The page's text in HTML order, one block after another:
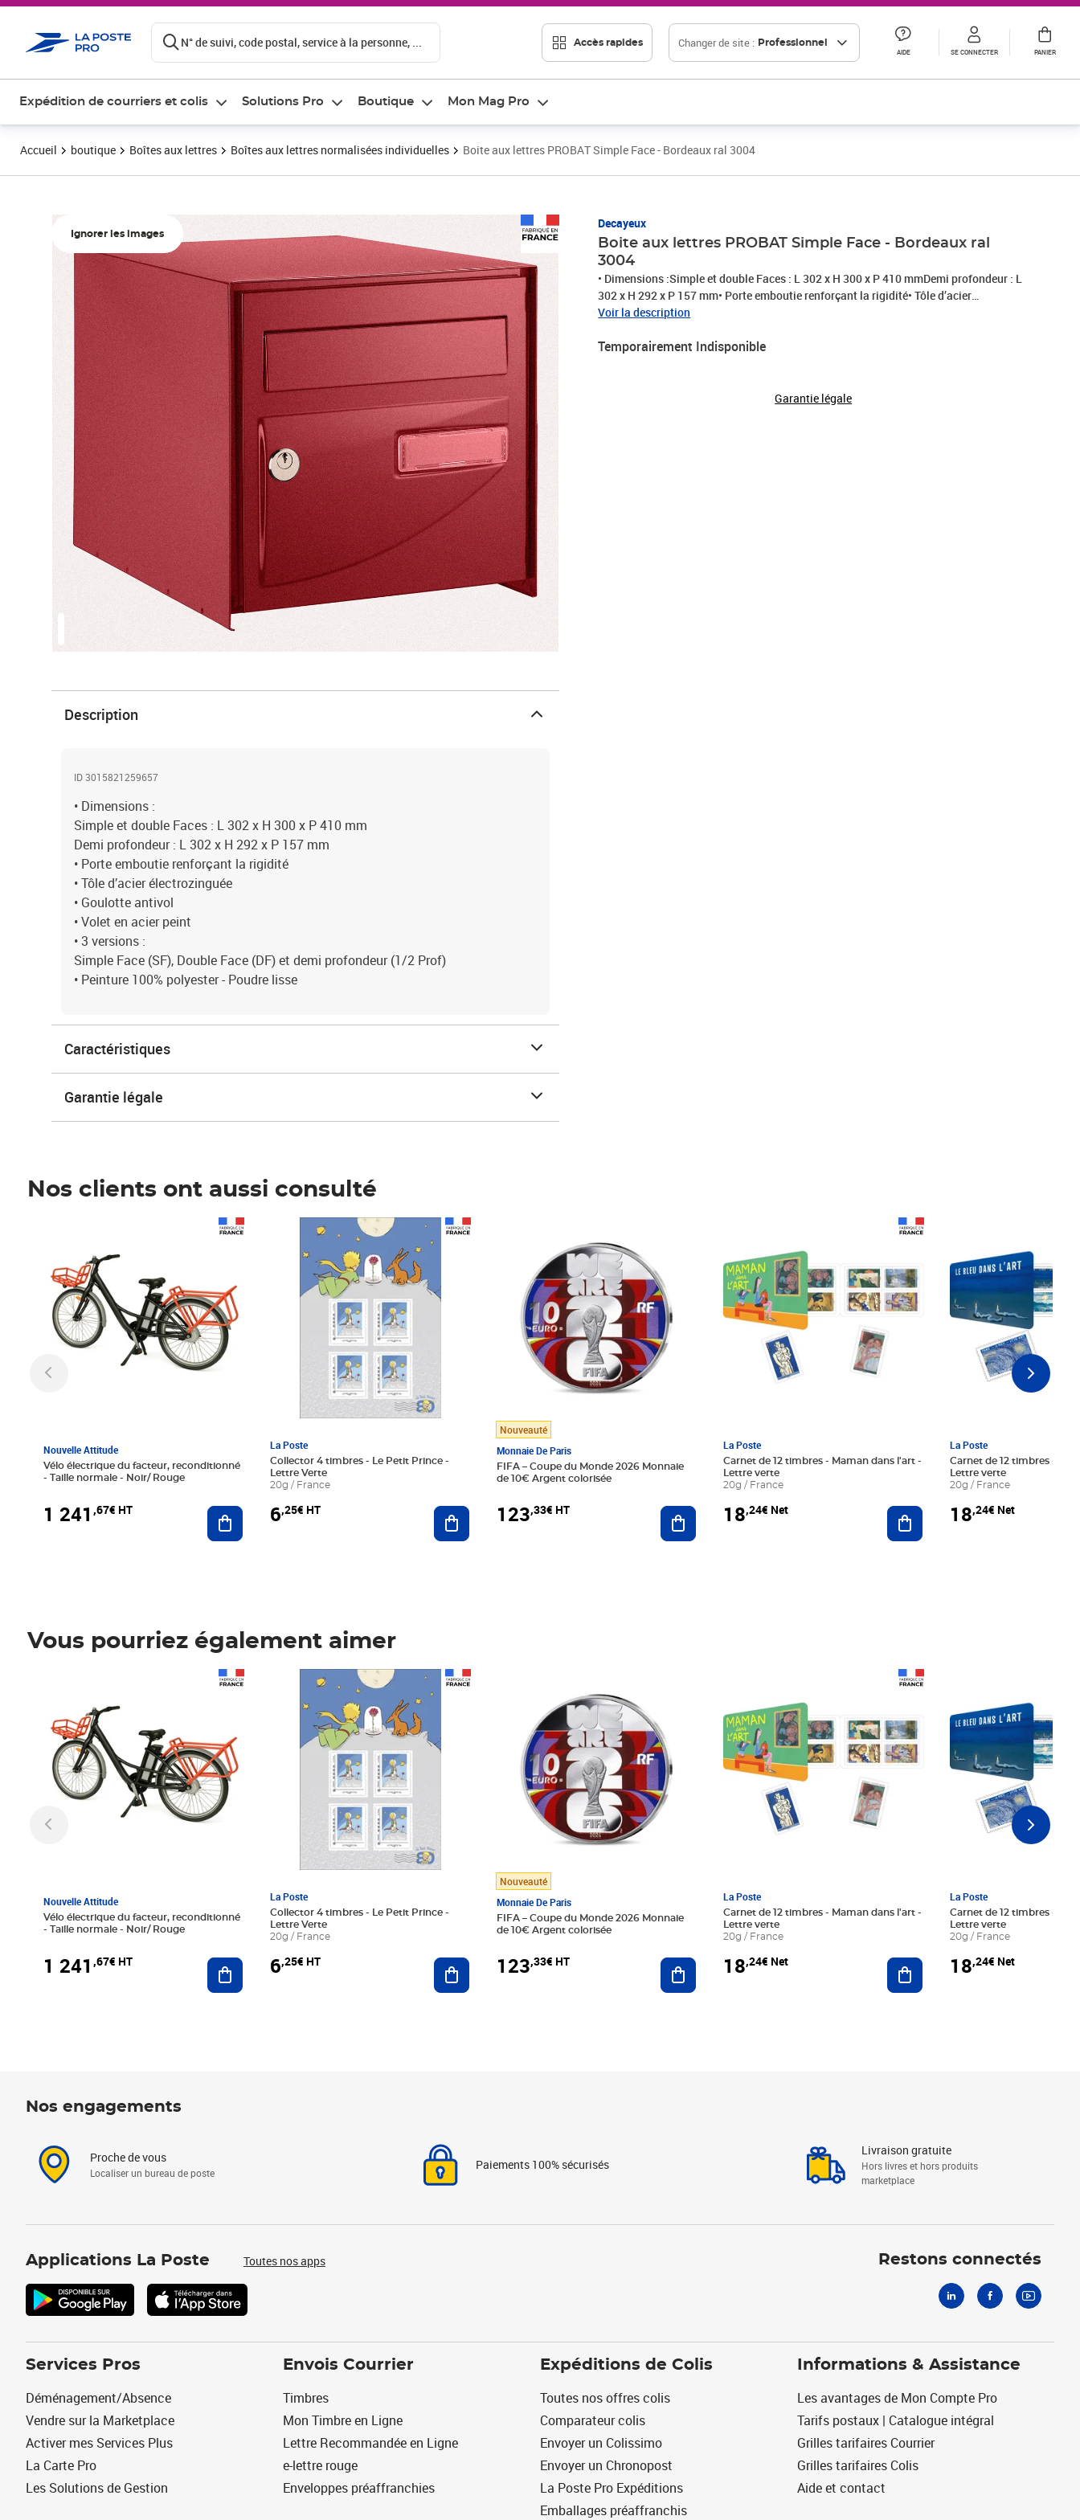
N° de suivi, code postal, service à la personne, ... Accès rapides Changer de site : Professionnel
AIDE SE CONNECTER PANIER
Expédition de courriers et colis Solutions Pro Boutique Mon Mag Pro
Accueil boutique Boîtes aux lettres Boîtes aux lettres normalisées individuelles Boite aux lettres PROBAT Simple Face - Bordeaux ral 3004
Ignorer les images
Decayeux
Boite aux lettres PROBAT Simple Face - Bordeaux ral
3004
• Dimensions :Simple et double Faces : L 302 x H 300 x P 410 mmDemi profondeur : L
302 x H 292 x P 157 mm• Porte emboutie renforçant la rigidité• Tôle d’acier
électrozinguée• Goulotte antivol• Volet en acier peint• 3 versions :Simple Face (SF),
lisse
Voir la description
Temporairement Indisponible
Garantie légale
Description
ID 3015821259657
• Dimensions :
Simple et double Faces : L 302 x H 300 x P 410 mm
Demi profondeur : L 302 x H 292 x P 157 mm
• Porte emboutie renforçant la rigidité
• Tôle d’acier électrozinguée
• Goulotte antivol
• Volet en acier peint
• 3 versions :
Simple Face (SF), Double Face (DF) et demi profondeur (1/2 Prof)
• Peinture 100% polyester - Poudre lisse
Caractéristiques
Garantie légale
Nos clients ont aussi consulté
Nouvelle Attitude
Vélo électrique du facteur, reconditionné
- Taille normale - Noir/ Rouge
1 241 ,67€ HT Ajouter au panier
La Poste
Collector 4 timbres - Le Petit Prince -
Lettre Verte
20g / France
6,25€ HT
Prix 6,25€ HT
Ajouter au panier
Nouveauté
Monnaie De Paris
FIFA – Coupe du Monde 2026 Monnaie
de 10€ Argent colorisée
123,33€ HT Ajouter au panier
La Poste
Carnet de 12 timbres - Maman dans l'art -
Lettre verte
20g / France
18,24€ Net Ajouter au panier
La Poste
Carnet de 12 timbres - Le
Lettre verte
20g / France
18,24€ Net
Vous pourriez également aimer
Nouvelle Attitude
Vélo électrique du facteur, reconditionné
- Taille normale - Noir/ Rouge
1 241 ,67€ HT Ajouter au panier
La Poste
Collector 4 timbres - Le Petit Prince -
Lettre Verte
20g / France
6,25€ HT
Prix 6,25€ HT
Ajouter au panier
Nouveauté
Monnaie De Paris
FIFA – Coupe du Monde 2026 Monnaie
de 10€ Argent colorisée
123,33€ HT Ajouter au panier
La Poste
Carnet de 12 timbres - Maman dans l'art -
Lettre verte
20g / France
18,24€ Net Ajouter au panier
La Poste
Carnet de 12 timbres - Le
Lettre verte
20g / France
18,24€ Net
Nos engagements
Proche de vous
Localiser un bureau de poste
Paiements 100% sécurisés
Livraison gratuite
Hors livres et hors produits
marketplace
Applications La Poste Toutes nos apps Restons connectés
Services Pros
Déménagement/Absence
Vendre sur la Marketplace
Activer mes Services Plus
La Carte Pro
Les Solutions de Gestion
Envois Courrier
Timbres
Mon Timbre en Ligne
Lettre Recommandée en Ligne
e-lettre rouge
Enveloppes préaffranchies
Expéditions de Colis
Toutes nos offres colis
Comparateur colis
Envoyer un Colissimo
Envoyer un Chronopost
La Poste Pro Expéditions
Emballages préaffranchis
Informations & Assistance
Les avantages de Mon Compte Pro
Tarifs postaux | Catalogue intégral
Grilles tarifaires Courrier
Grilles tarifaires Colis
Aide et contact